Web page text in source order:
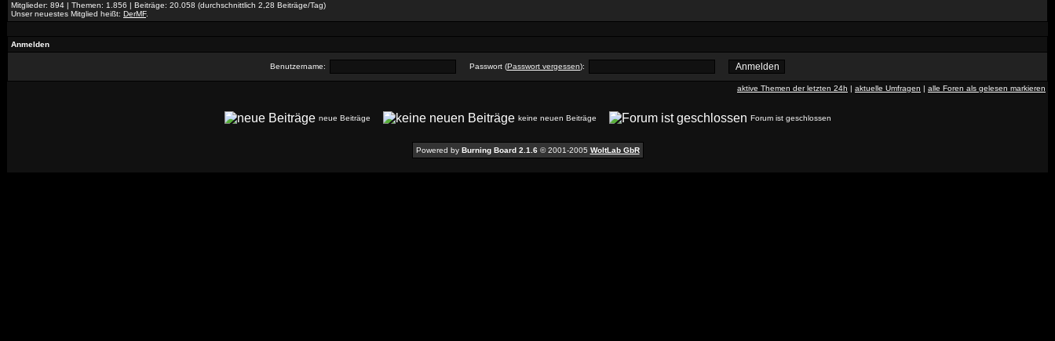
Mitglieder: 894 | Themen: 1.856 | Beiträge: 20.058 (durchschnittlich 2,28 Beiträge/Tag)
Unser neuestes Mitglied heißt: DerMF.
Anmelden
Benutzername: Passwort (Passwort vergessen):
aktive Themen der letzten 24h | aktuelle Umfragen | alle Foren als gelesen markieren
neue Beiträge keine neuen Beiträge Forum ist geschlossen
Powered by Burning Board 2.1.6© 2001-2005 WoltLab GbR